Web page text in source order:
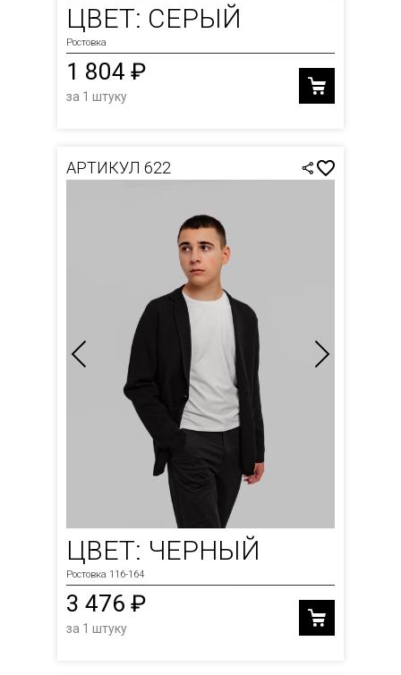
ЦВЕТ: СЕРЫЙ
Ростовка
1 804 ₽
за 1 штуку
АРТИКУЛ 622
ЦВЕТ: ЧЕРНЫЙ
Ростовка 116-164
3 476 ₽
за 1 штуку